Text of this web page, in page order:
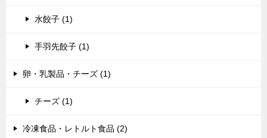
水餃子 (1)
手羽先餃子 (1)
卵・乳製品・チーズ (1)
チーズ (1)
冷凍食品・レトルト食品 (2)